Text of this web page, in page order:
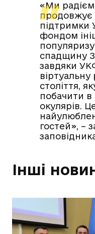
«Ми
продовжує
підтримки
фондом
спадщину
завдяки
віртуальну
століття,
побачити в
окулярів.
гостей», –
Інші